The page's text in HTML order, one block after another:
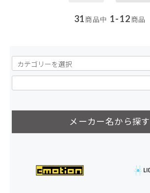
31商品中 1-12商品
メーカー名から探す